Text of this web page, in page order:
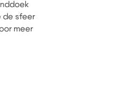
de sfeer
meer